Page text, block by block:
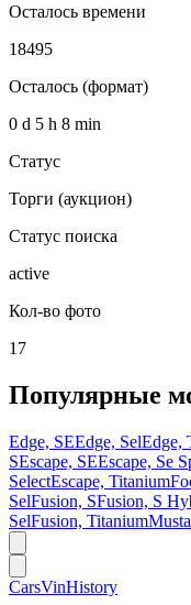
Осталось времени
18495
Осталось (формат)
0 d 5 h 8 min
Статус
Торги (аукцион)
Статус поиска
active
Кол-во фото
17
Популярные
Edge, SEEdge, SelEdge,
SEscape, SEEscape, Se
SelectEscape, Titanium
SelFusion, SFusion, S
SelFusion, Titanium
CarsVinHistory